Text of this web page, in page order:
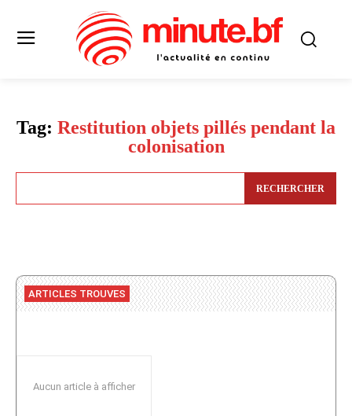
Tag: Restitution objets pillés pendant la
colonisation
RECHERCHER
ARTICLES TROUVES
Aucun article à afficher